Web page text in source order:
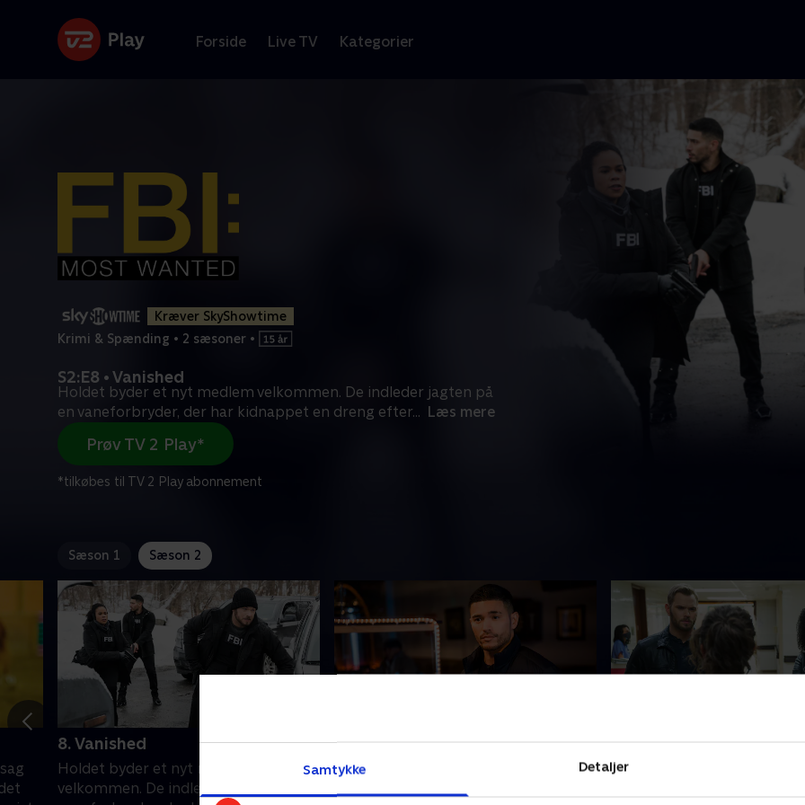
Samtykke Detaljer
Forside Live TV Kategorier
Kræver SkyShowtime
Krimi & Spænding • 2 sæsoner •
S2:E8 • Vanished
Holdet byder et nyt medlem velkommen. De indleder jagten på
en vaneforbryder, der har kidnappet en dreng efter... Læs mere
Prøv TV 2 Play*
*tilkøbes til TV 2 Play abonnement
Sæson 1 Sæson 2
8. Vanished
Holdet byder et nyt medlem
velkommen. De indleder jagten på en
9. One-Zero
Holdet jagter en seriemorder, hvis
Crosbys gamle